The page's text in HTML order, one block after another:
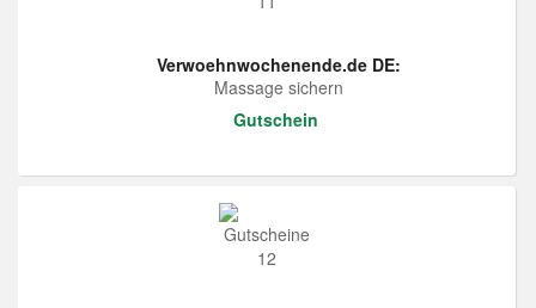
Verwoehnwochenende.de DE:
Massage sichern
Gutschein